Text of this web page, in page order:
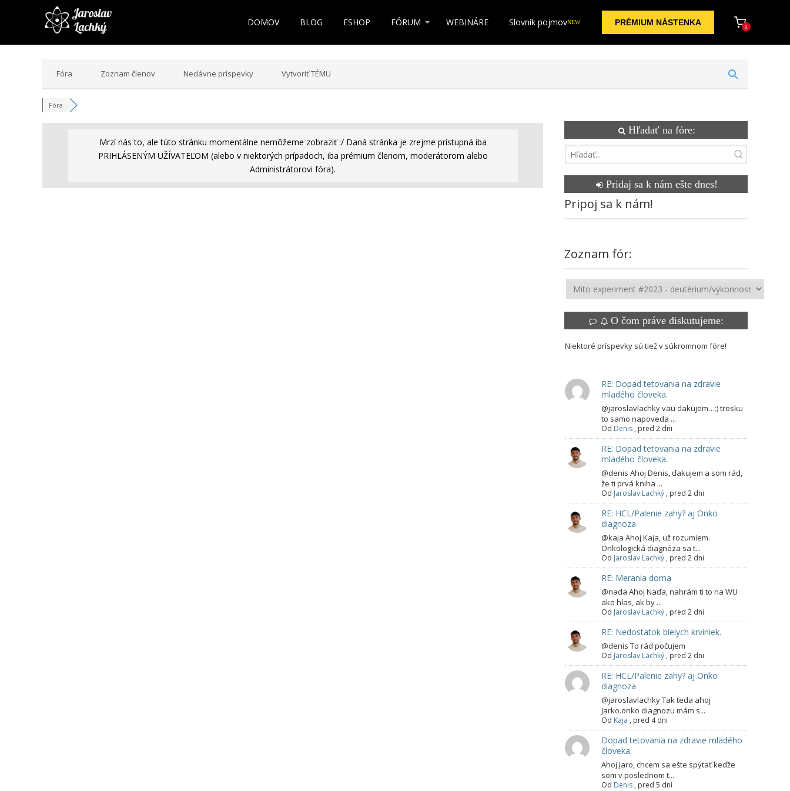
DOMOV BLOG ESHOP FÓRUM WEBINÁRE Slovník pojmovNEW PRÉMIUM NÁSTENKA 0
Fóra Zoznam členov Nedávne príspevky Vytvoriť TÉMU
Fóra
Mrzí nás to, ale túto stránku momentálne nemôžeme zobraziť :/ Daná stránka je zrejme prístupná iba
PRIHLÁSENÝM UŽÍVATEĽOM (alebo v niektorých prípadoch, iba prémium členom, moderátorom alebo
Administrátorovi fóra).
Hľadať na fóre:
Pridaj sa k nám ešte dnes!
Pripoj sa k nám!
Zoznam fór:
O čom práve diskutujeme:
Niektoré príspevky sú tiež v súkromnom fóre!
RE: Dopad tetovania na zdravie
mladého človeka.
@jaroslavlachky vau dakujem…:) trosku
to samo napoveda ...
Od Denis , pred 2 dni
RE: Dopad tetovania na zdravie
mladého človeka.
@denis Ahoj Denis, ďakujem a som rád,
že ti prvá kniha ...
Od Jaroslav Lachký , pred 2 dni
RE: HCL/Palenie zahy? aj Onko
diagnoza
@kaja Ahoj Kaja, už rozumiem.
Onkologická diagnóza sa t...
Od Jaroslav Lachký , pred 2 dni
RE: Merania doma
@nada Ahoj Naďa, nahrám ti to na WU
ako hlas, ak by ...
Od Jaroslav Lachký , pred 2 dni
RE: Nedostatok bielych krviniek.
@denis To rád počujem
Od Jaroslav Lachký , pred 2 dni
RE: HCL/Palenie zahy? aj Onko
diagnoza
@jaroslavlachky Tak teda ahoj
Jarko.onko diagnozu mám s...
Od Kaja , pred 4 dni
Dopad tetovania na zdravie mladého
človeka.
Ahoj Jaro, chcem sa ešte spýtať keďže
som v poslednom t...
Od Denis , pred 5 dní